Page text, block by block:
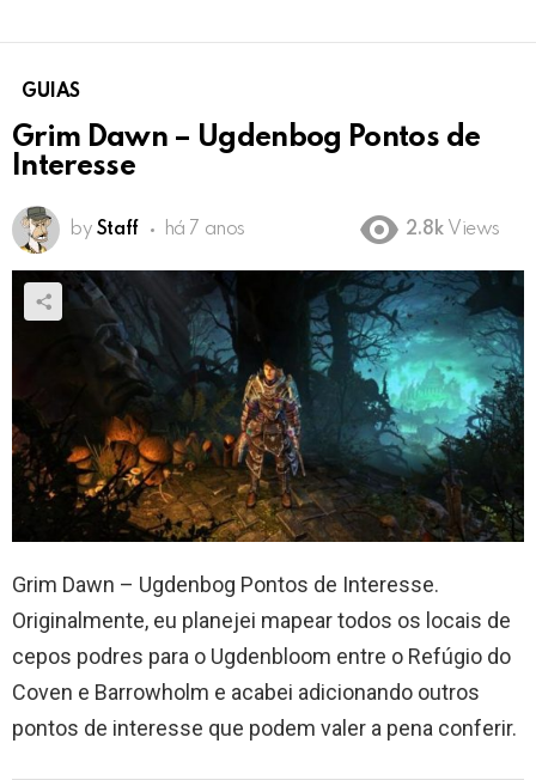
GUIAS
Grim Dawn – Ugdenbog Pontos de
Interesse
by Staff há 7 anos 2.8k Views
Grim Dawn – Ugdenbog Pontos de Interesse.
Originalmente, eu planejei mapear todos os locais de
cepos podres para o Ugdenbloom entre o Refúgio do
Coven e Barrowholm e acabei adicionando outros
pontos de interesse que podem valer a pena conferir.